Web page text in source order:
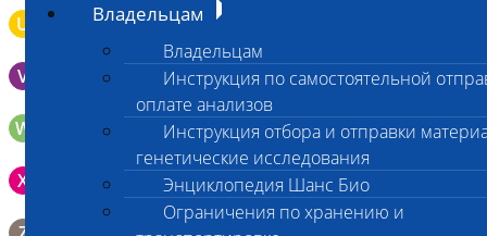
Владельцам
Владельцам
Инструкция по самостоятельной
оплате анализов
Инструкция отбора и отправки
генетические исследования
Энциклопедия Шанс Био
Ограничения по хранению и
U Моча во флаконе 5 - 10 мл
V Выпоты и биологические жидкости в контейнере
W Волос (шерсть) в пробирке Эппендорфа
X
Зонд щеточка с буккальным эпителием с внутренней
поверхности щеки (эпителием слизистой оболочки щеки)
Биопсийный эндоскопический материал в 10% растворе